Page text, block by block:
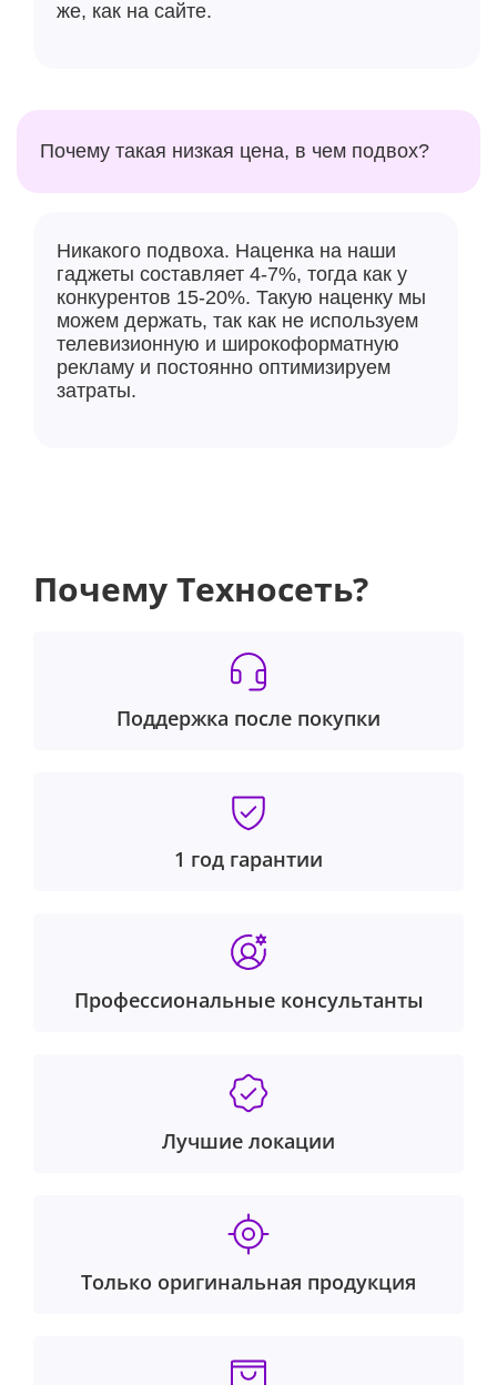
же, как на сайте.
Почему такая низкая цена, в чем подвох?
Никакого подвоха. Наценка на наши
гаджеты составляет 4-7%, тогда как у
конкурентов 15-20%. Такую наценку мы
можем держать, так как не используем
телевизионную и широкоформатную
рекламу и постоянно оптимизируем
затраты.
Почему Техносеть?
Поддержка после покупки
1 год гарантии
Профессиональные консультанты
Лучшие локации
Только оригинальная продукция